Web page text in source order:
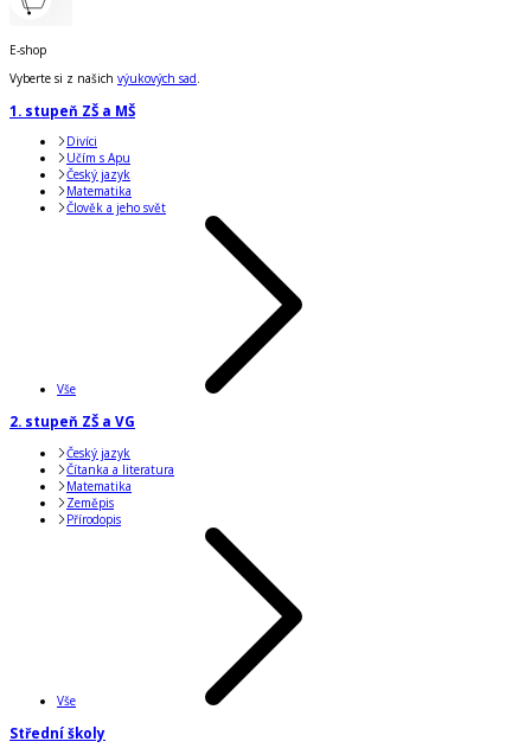
E-shop
Vyberte si z našich výukových sad.
1. stupeň ZŠ a MŠ
Divíci
Učím s Apu
Český jazyk
Matematika
Člověk a jeho svět
Vše
2. stupeň ZŠ a VG
Český jazyk
Čítanka a literatura
Matematika
Zeměpis
Přírodopis
Vše
Střední školy